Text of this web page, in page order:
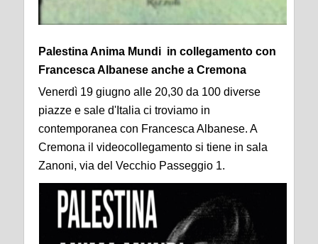
Palestina Anima Mundi in collegamento con
Francesca Albanese anche a Cremona
Venerdì 19 giugno alle 20,30 da 100 diverse
piazze e sale d'Italia ci troviamo in
contemporanea con Francesca Albanese. A
Cremona il videocollegamento si tiene in sala
Zanoni, via del Vecchio Passeggio 1.